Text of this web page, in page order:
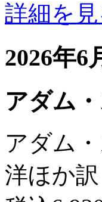
詳細を見
2026年6
アダム
アダム
洋ほか訳